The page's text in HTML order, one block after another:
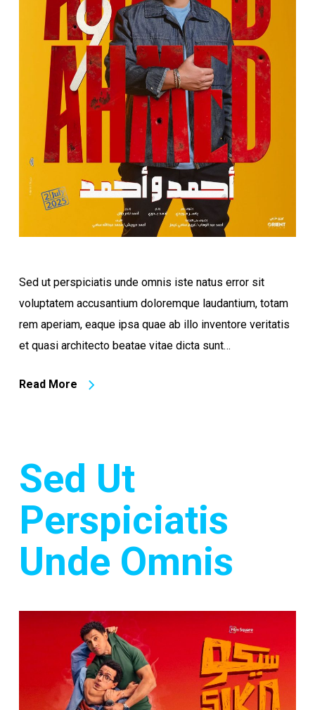
Sed ut perspiciatis unde omnis iste natus error sit
voluptatem accusantium doloremque laudantium, totam
rem aperiam, eaque ipsa quae ab illo inventore veritatis
et quasi architecto beatae vitae dicta sunt…
Read More
Sed Ut
Perspiciatis
Unde Omnis